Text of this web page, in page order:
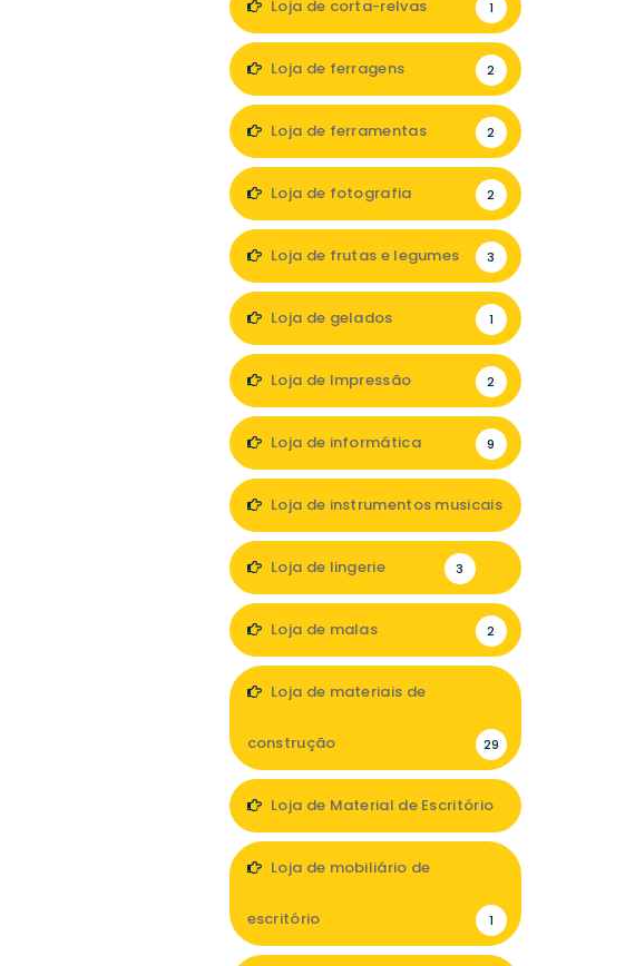
Loja de corta-relvas 1
Loja de ferragens 2
Loja de ferramentas 2
Loja de fotografia 2
Loja de frutas e legumes 3
Loja de gelados 1
Loja de Impressão 2
Loja de informática 9
Loja de instrumentos musicais
Loja de lingerie 3
Loja de malas 2
Loja de materiais de
construção 29
Loja de Material de Escritório
Loja de mobiliário de
escritório 1